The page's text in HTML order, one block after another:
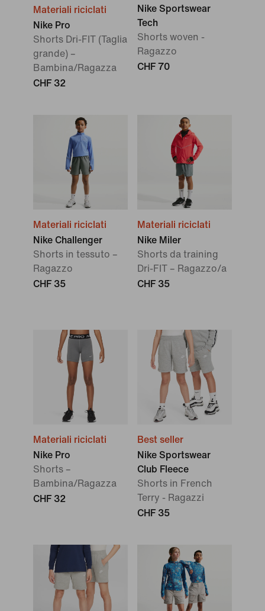
Materiali riciclati
Nike Pro
Shorts Dri-FIT (Taglia
grande) –
Bambina/Ragazza
CHF 32
Nike Sportswear
Tech
Shorts woven -
Ragazzo
CHF 70
Materiali riciclati
Nike Challenger
Shorts in tessuto –
Ragazzo
CHF 35
Materiali riciclati
Nike Miler
Shorts da training
Dri-FIT – Ragazzo/a
CHF 35
Materiali riciclati
Nike Pro
Shorts –
Bambina/Ragazza
CHF 32
Best seller
Nike Sportswear
Club Fleece
Shorts in French
Terry - Ragazzi
CHF 35